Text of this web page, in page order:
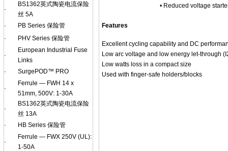
·
BS1362英式陶瓷电流保险
丝 5A
·
PB Series 保险管
·
PHV Series 保险管
·
European Industrial Fuse
Links
·
SurgePOD™ PRO
·
Ferrule — FWH 14 x
51mm, 500V: 1-30A
·
BS1362英式陶瓷电流保险
丝 13A
·
HB Series 保险管
·
Ferrule — FWX 250V (UL):
1-50A
• Reduced voltage
Features
Excellent cycling capability and DC
Low arc voltage and low energy let-through
Low watts loss in a compact size
Used with finger-safe holders/blocks